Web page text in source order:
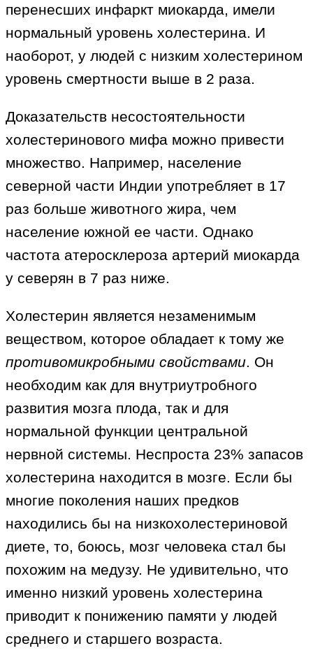
перенесших инфаркт миокарда, имели
нормальный уровень холестерина. И
наоборот, у людей с низким холестерином
уровень смертности выше в 2 раза.
Доказательств несостоятельности
холестеринового мифа можно привести
множество. Например, население
северной части Индии употребляет в 17
раз больше животного жира, чем
население южной ее части. Однако
частота атеросклероза артерий миокарда
у северян в 7 раз ниже.
Холестерин является незаменимым
веществом, которое обладает к тому же
противомикробными свойствами . Он
необходим как для внутриутробного
развития мозга плода, так и для
нормальной функции центральной
нервной системы. Неспроста 23% запасов
холестерина находится в мозге. Если бы
многие поколения наших предков
находились бы на низкохолестериновой
диете, то, боюсь, мозг человека стал бы
похожим на медузу. Не удивительно, что
именно низкий уровень холестерина
приводит к понижению памяти у людей
среднего и старшего возраста.